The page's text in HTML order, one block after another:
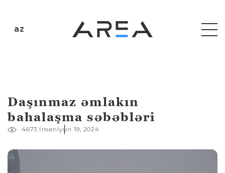
az
Daşınmaz əmlakın
bahalaşma səbəbləri
4673 İnsan İyun 19, 2024